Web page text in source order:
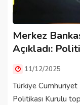
Merkez
Açıkladı:
11/12/2025
Türkiye Cumhuriyet
Politikası Kurulu